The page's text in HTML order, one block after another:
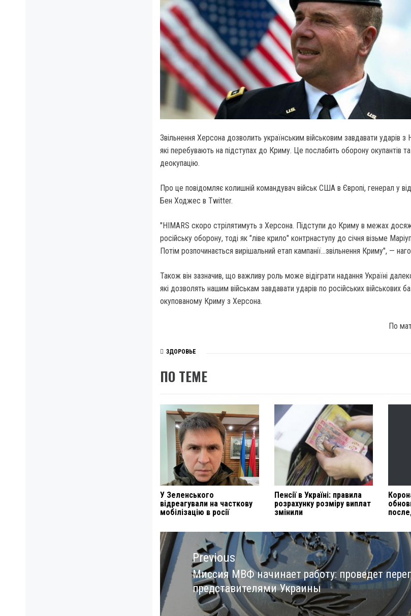
Звільнення Херсона дозволить українським військовим завдавати ударів з
які перебувають на підступах до Криму. Це послабить оборону окупантів
деокупацію.
Про це повідомляє колишній командувач військ США в Європі, генерал у
Бен Ходжес в Twitter.
"HIMARS скоро стрілятимуть з Херсона. Підступи до Криму в межах
російську оборону, тоді як "ліве крило" контрнаступу до січня візьме
Потім розпочинається вирішальний етап кампанії…звільнення Криму", —
Також він зазначив, що важливу роль може відіграти надання Україні
які дозволять нашим військам завдавати ударів по російських військових
окупованому Криму з Херсона.
По
ЗДОРОВЬЕ
ПО ТЕМЕ
У Зеленського
відреагували на часткову
мобілізацію в росії
Пенсії в Україні: правила
розрахунку розміру виплат
змінили
Навигация
по
записямPrevious
Previous
post:
Миссия МВФ начинает работу: проведет
представителями Украины